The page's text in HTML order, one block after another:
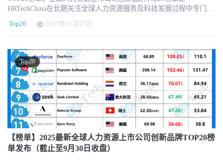
源。 https://www.hrtechchina.com/email/email.html HRTechChina将一
如既往的加大对于行业观察和报道，将全球最新最前沿最优质的
第三方专业服务机构，致力于推动人力资源科技进步与发展，持续
引领行业新科技新趋势新产品新方向。HRTech核心报道HR科技创新
企业与产品，关注并实时分享全球的人力资源科技资讯。定期发布
行业市值榜单和HR科技云图，持续举办高品质的专业前沿峰会论
坛，表彰认可业内先进。
HRTechChina在长期关注全球人力资源服务及科技发展过程中专门打
造创新榜单。 2025年最新的全球人力资源上市公司创新品牌20强市
值榜单，为我们提供了一个观察这个行业动态和趋势的窗口。随着
财报发布和各国经济情况的不同，不同细分领域的HR上市机构也遇
到了不同的表现。一起来看看。 2025全球人力资源上市公司创新品
牌市值TOP20榜单（2025年11月新版） 更多信息可以关注
HRTechChina.com (另微信公众号压缩图片压缩的很厉害，高清的可
以访问网站获取 ) 特别注意，因以美元为单位，所以在汇率换算中
会有一定的浮动，仅供参考。 全球人力资源上市公司创新品牌市值
Top20榜单每月的最后一个交易日（当地时间）收盘市值和股价为基
准，同时以当天汇率兑换美元市值排名。 关于创新品牌榜单评选核
心基于以下几个方面： 对于中国HR行业发展具有极大参考和标杆作
用 实际业务发展中具有创新业务和创新举措 不同业态和不同国家的
多样性分布考虑 遴选名单重点参考HRTech LRP品牌监测指数 榜单
不包含市值核心构成非HR业务的公司 入围门槛的市值最低为10亿美
Top20 2025年11月07日
Top20
【榜单】2025最新全球人力资源上市公司创新品牌TOP20榜
单发布（截止至9月30日收盘）